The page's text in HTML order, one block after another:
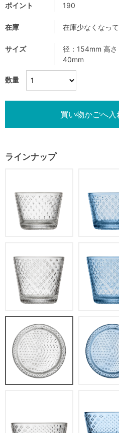
数量
ポイント 190
在庫 在庫少なくなって
サイズ
径：154mm 高
40mm
ラインナップ